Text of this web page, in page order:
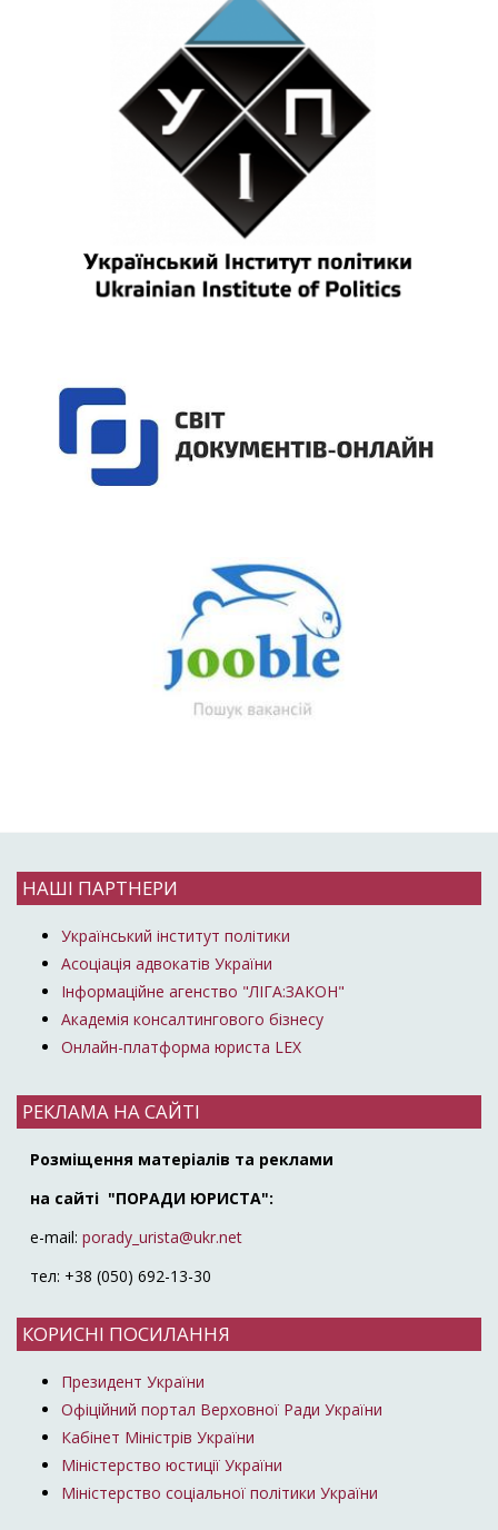
НАШІ ПАРТНЕРИ
Український інститут політики
Асоціація адвокатів України
Інформаційне агенство "ЛІГА:ЗАКОН"
Академія консалтингового бізнесу
Онлайн-платформа юриста LEX
РЕКЛАМА НА САЙТІ
Розміщення матеріалів та реклами
на сайті "ПОРАДИ ЮРИСТА":
e-mail: porady_urista@ukr.net
тел: +38 (050) 692-13-30
КОРИСНІ ПОСИЛАННЯ
Президент України
Офіційний портал Верховної Ради України
Кабінет Міністрів України
Міністерство юстиції України
Міністерство соціальної політики України